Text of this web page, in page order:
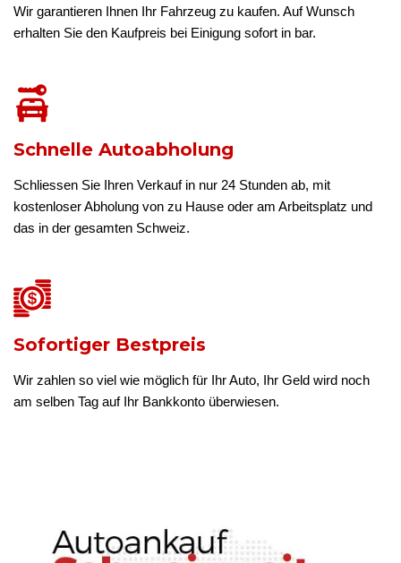
Wir garantieren Ihnen Ihr Fahrzeug zu kaufen. Auf Wunsch
erhalten Sie den Kaufpreis bei Einigung sofort in bar.
Schnelle Autoabholung
Schliessen Sie Ihren Verkauf in nur 24 Stunden ab, mit
kostenloser Abholung von zu Hause oder am Arbeitsplatz und
das in der gesamten Schweiz.
Sofortiger Bestpreis
Wir zahlen so viel wie möglich für Ihr Auto, Ihr Geld wird noch
am selben Tag auf Ihr Bankkonto überwiesen.